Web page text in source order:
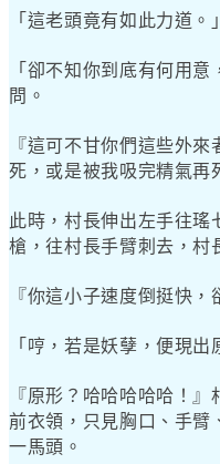
「這老頭竟有如此力道。
「卻不知你到底有何用
問。
『這可不甘你們這些外
死，或是被我吸完精氣再
此時，村長伸出左手往瑤
槍，往村長手臂刺去，村
『你這小子速度倒挺快
「哼，若是妖孽，便現出
『原形？哈哈哈哈哈！
前衣領，只見胸口、手臂
一馬頭。